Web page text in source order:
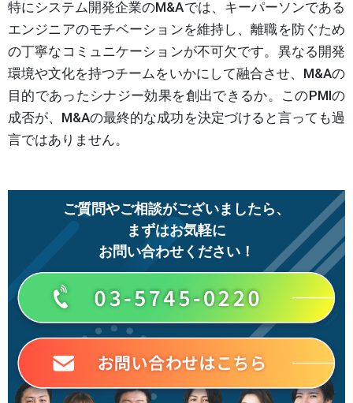
特にシステム開発企業のM&Aでは、キーパーソンである
エンジニアのモチベーションを維持し、離職を防ぐため
の丁寧なコミュニケーションが不可欠です。異なる開発
環境や文化を持つチームをいかにして融合させ、M&Aの
目的であったシナジー効果を創出できるか。このPMIの
成否が、M&Aの最終的な成功を決定づけると言っても過
言ではありません。
ご質問やご相談がございましたら、
まずはお気軽に
お問い合わせください！